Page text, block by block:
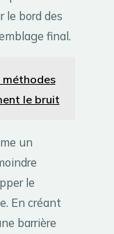
le bord des
final.
méthodes
le bruit
un
le
En créant
barrière